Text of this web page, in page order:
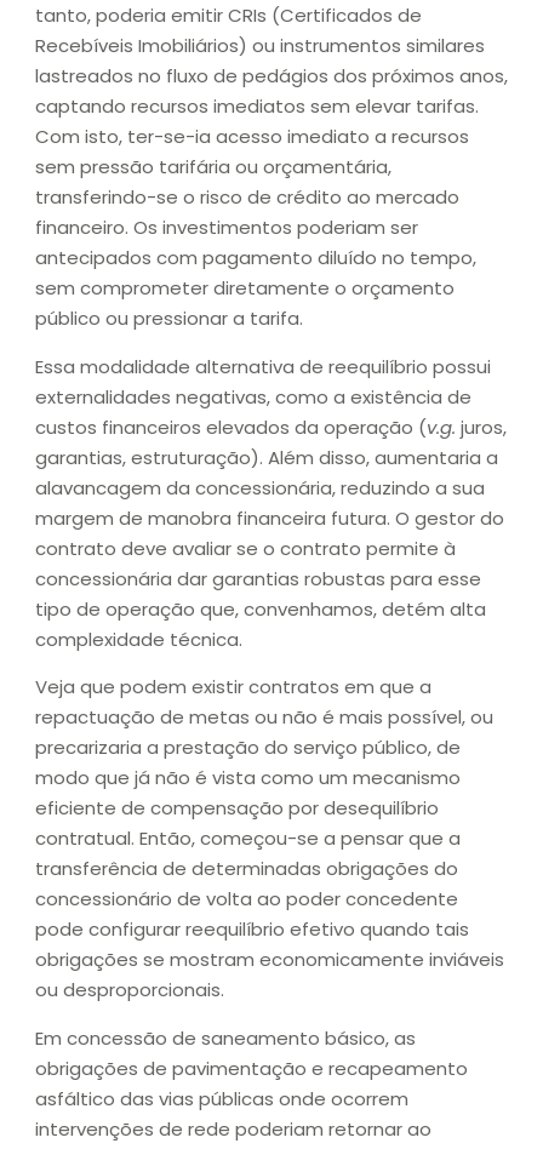
tanto, poderia emitir CRIs (Certificados de
Recebíveis Imobiliários) ou instrumentos similares
lastreados no fluxo de pedágios dos próximos anos,
captando recursos imediatos sem elevar tarifas.
Com isto, ter-se-ia acesso imediato a recursos
sem pressão tarifária ou orçamentária,
transferindo-se o risco de crédito ao mercado
financeiro. Os investimentos poderiam ser
antecipados com pagamento diluído no tempo,
sem comprometer diretamente o orçamento
público ou pressionar a tarifa.
Essa modalidade alternativa de reequilíbrio possui
externalidades negativas, como a existência de
custos financeiros elevados da operação (v.g. juros,
garantias, estruturação). Além disso, aumentaria a
alavancagem da concessionária, reduzindo a sua
margem de manobra financeira futura. O gestor do
contrato deve avaliar se o contrato permite à
concessionária dar garantias robustas para esse
tipo de operação que, convenhamos, detém alta
complexidade técnica.
Veja que podem existir contratos em que a
repactuação de metas ou não é mais possível, ou
precarizaria a prestação do serviço público, de
modo que já não é vista como um mecanismo
eficiente de compensação por desequilíbrio
contratual. Então, começou-se a pensar que a
transferência de determinadas obrigações do
concessionário de volta ao poder concedente
pode configurar reequilíbrio efetivo quando tais
obrigações se mostram economicamente inviáveis
ou desproporcionais.
Em concessão de saneamento básico, as
obrigações de pavimentação e recapeamento
asfáltico das vias públicas onde ocorrem
intervenções de rede poderiam retornar ao